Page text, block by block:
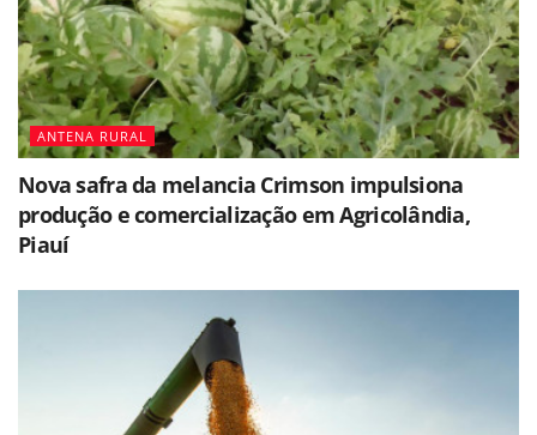
ANTENA RURAL
Nova safra da melancia Crimson impulsiona
produção e comercialização em Agricolândia,
Piauí